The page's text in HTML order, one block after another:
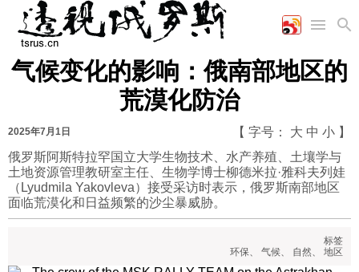
首页
国际
时政
陆军
军事合作
工业
能源
农业
美食
娱乐
漫画
视频
图表
气候变化的影响：俄南部地区的
荒漠化防治
2025年7月1日 【 字号： 大 中 小 】
俄罗斯阿斯特拉罕国立大学生物技术、水产养殖、土壤学与
土地资源管理教研室主任、生物学博士柳德米拉·雅科夫列娃
（Lyudmila Yakovleva）接受采访时表示，俄罗斯南部地区
面临荒漠化和日益频繁的沙尘暴威胁。
标签
环保、 气候、 自然、 地区